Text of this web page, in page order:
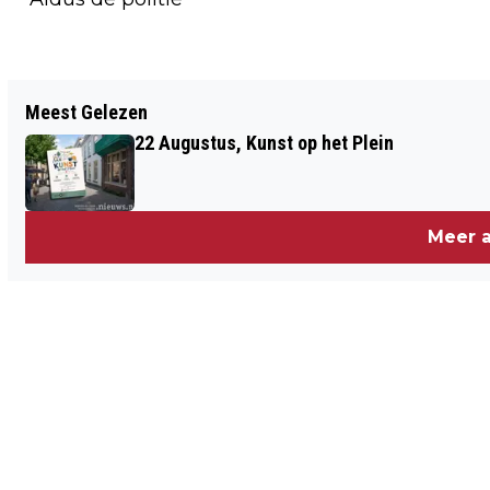
MEER DAN € 11.000 VOOR TITUREL
DOOR SPONSORTOCHT
Meest Gelezen
22 Augustus, Kunst op het Plein
Meer